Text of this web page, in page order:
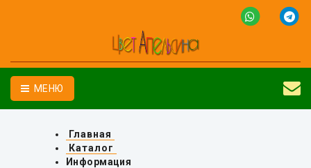
МЕНЮ
Главная
Каталог
Информация